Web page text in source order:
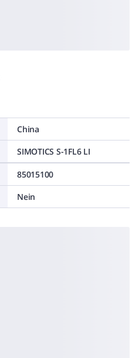
China
SIMOTICS S-1FL6 LI
85015100
Nein